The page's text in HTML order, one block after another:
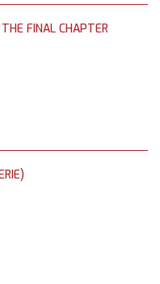
FINAL CHAPTER